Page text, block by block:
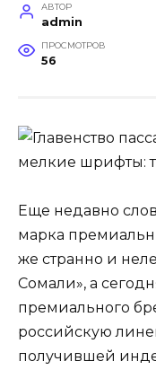
АВТОР
admin
ПРОСМОТРОВ
56
Еще недавно
марка
же странно и
Сомали», а
премиального
российскую
получившей